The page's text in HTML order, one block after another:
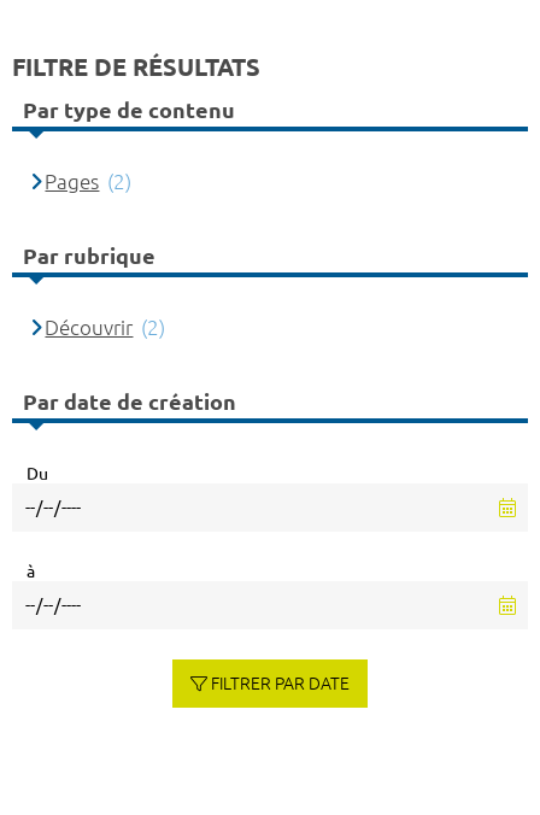
FILTRE DE RÉSULTATS
Par type de contenu
Pages (2)
Par rubrique
Découvrir (2)
Par date de création
Du
à
FILTRER PAR DATE